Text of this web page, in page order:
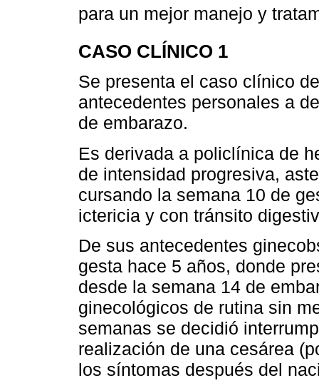
para un mejor manejo y
CASO CLÍNICO 1
Se presenta el caso clínico
antecedentes personales a
de embarazo.
Es derivada a policlínica de
de intensidad progresiva,
cursando la semana 10 de
ictericia y con tránsito
De sus antecedentes
gesta hace 5 años, donde
desde la semana 14 de
ginecológicos de rutina sin
semanas se decidió
realización de una cesárea
los síntomas después del